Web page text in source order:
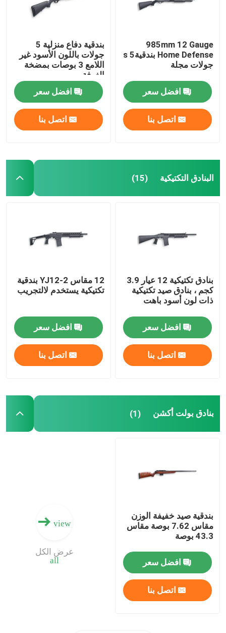
ملحقات البندقية
البصريات بندقية985mm 12 Gauge
Home Defense بندقيةs 5
جولات مجلة
افضل سعر
اتصل بنا
بندقية دفاع منزلية 5
جولات باللون الأسود غير
اللامع 3 بوصات بمضخة
الغرفة
افضل سعر
اتصل بنا
البنادق التكتيكية (15)
بنادق تكتيكية 12 عيار 3.9
كجم ، بنادق صيد تكتيكية
ذات لون أسود باهت
افضل سعر
اتصل بنا
12 مقاس YJ12-2 بندقية
تكتيكية يستخدم لالتجريب
افضل سعر
اتصل بنا
بنادق بولت أكشن (1)
بندقية صيد خفيفة الوزن
مقاس 7.62 بوصة مقاس
43.3 بوصة
افضل سعر
اتصل بنا
view
all
عرض الكل